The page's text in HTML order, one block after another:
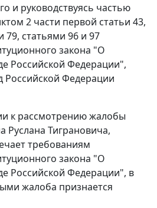
и руководствуясь частью
2 части первой статьи 43,
79, статьями 96 и 97
закона "О
Российской Федерации",
Российской Федерации
к рассмотрению жалобы
Руслана Тиграновича,
требованиям
закона "О
Российской Федерации", в
жалоба признается